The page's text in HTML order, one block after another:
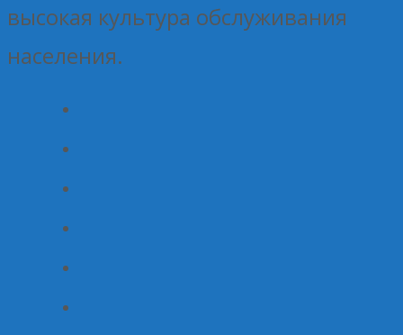
высокая культура обслуживания
населения.